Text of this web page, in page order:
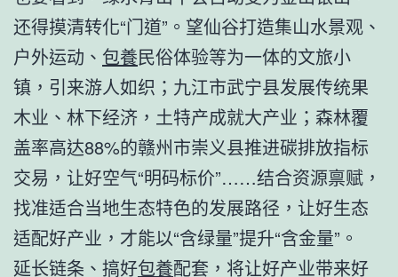
还得摸清转化“门道”。望仙谷打造集山水景观、
户外运动、 包養民俗体验等为一体的文旅小
镇，引来游人如织；九江市武宁县发展传统果
木业、林下经济，土特产成就大产业；森林覆
盖率高达88%的赣州市崇义县推进碳排放指标
交易，让好空气“明码标价”……结合资源禀赋，
找准适合当地生态特色的发展路径，让好生态
适配好产业，才能以“含绿量”提升“含金量”。
延长链条、搞好包養配套，将让好产业带来好